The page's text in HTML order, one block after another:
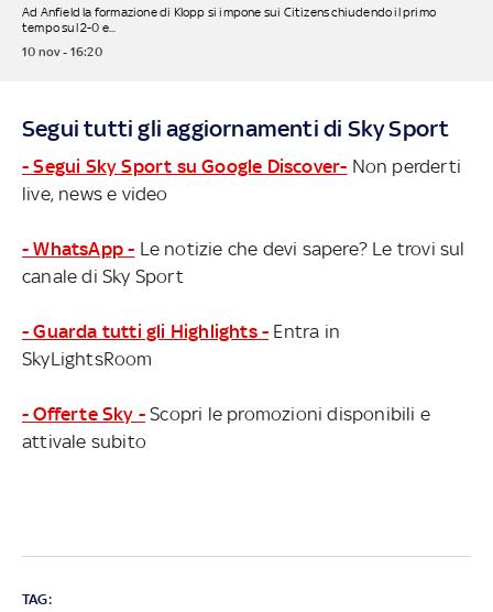
Ad Anfield la formazione di Klopp si impone sui Citizens chiudendo il primo
tempo sul 2-0 e...
10 nov - 16:20
Segui tutti gli aggiornamenti di Sky Sport
- Segui Sky Sport su Google Discover- Non perderti
live, news e video
- WhatsApp - Le notizie che devi sapere? Le trovi sul
canale di Sky Sport
- Guarda tutti gli Highlights - Entra in
SkyLightsRoom
- Offerte Sky - Scopri le promozioni disponibili e
attivale subito
TAG: